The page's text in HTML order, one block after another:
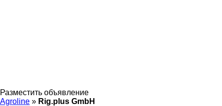
Разместить объявление
Agroline » Rig.plus GmbH